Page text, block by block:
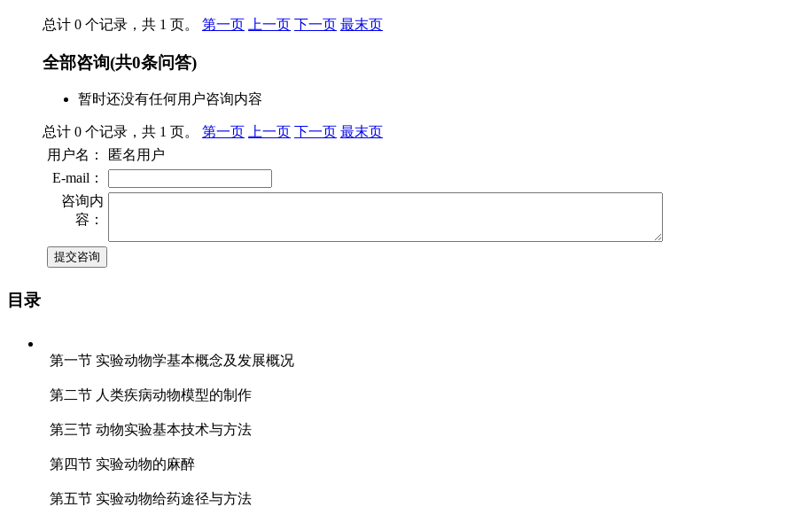
总计 0 个记录，共 1 页。 第一页 上一页 下一页 最末页
全部咨询(共0条问答)
暂时还没有任何用户咨询内容
总计 0 个记录，共 1 页。 第一页 上一页 下一页 最末页
用户名：
匿名用户
E-mail：
咨询内
容：
目录
第一节 实验动物学基本概念及发展概况
第二节 人类疾病动物模型的制作
第三节 动物实验基本技术与方法
第四节 实验动物的麻醉
第五节 实验动物给药途径与方法